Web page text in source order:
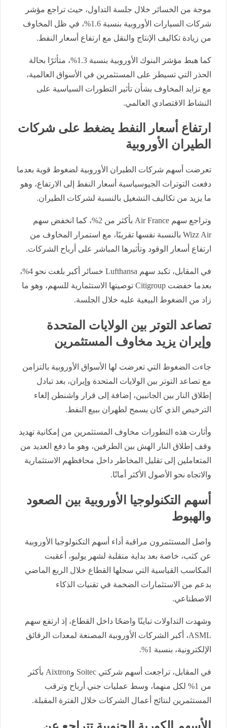
موجة من الخسائر خلال جلسة التداول، حيث تراجع مؤشر
شركات السيارات الأوروبية بنسبة 1.6%، في ظل المخاوف
من زيادة تكاليف الإنتاج والنقل مع ارتفاع أسعار النفط.
كما هبط مؤشر البنوك الأوروبية بنسبة 1.3%، متأثرًا بحالة
الحذر التي تسيطر على المستثمرين في الأسواق العالمية،
مع تزايد المخاوف بشأن تأثير التطورات السياسية على
النشاط الاقتصادي العالمي.
ارتفاع أسعار النفط يضغط على شركات
الطيران الأوروبية
تعرضت أسهم شركات الطيران الأوروبية لضغوط قوية بعدما
دفعت التوترات الجيوسياسية أسعار النفط إلى الارتفاع، وهو
ما يزيد من تكاليف التشغيل بالنسبة لشركات الطيران.
وتراجع سهم Air France بأكثر من 2%، كما انخفض سهم
Wizz Air بالنسبة نفسها تقريبًا، مع استمرار المخاوف من
ارتفاع أسعار الوقود وتأثيرها المباشر على أرباح الشركات.
في المقابل، تكبد سهم Lufthansa خسائر أكبر بلغت نحو 4%،
بعدما خفضت Citigroup توصيتها الاستثمارية للسهم، وهو ما
زاد من الضغوط البيعية عليه خلال الجلسة.
تصاعد التوتر بين الولايات المتحدة
وإيران يزيد مخاوف المستثمرين
جاءت الضغوط التي تعرضت لها الأسواق الأوروبية بالتزامن
مع تصاعد التوتر بين الولايات المتحدة وإيران، بعد تبادل
إطلاق النار بين الجانبين، إضافة إلى قرار واشنطن إلغاء
الترخيص الذي كان يسمح لطهران ببيع النفط.
وأثارت هذه التطورات مخاوف المستثمرين من إمكانية تهديد
وقف إطلاق النار الهش بين الطرفين، وهو ما دفع العديد من
المتعاملين إلى تقليل المخاطر داخل محافظهم الاستثمارية
والاتجاه نحو الأصول الأكثر أمانًا.
أسهم التكنولوجيا الأوروبية بين الصعود
والهبوط
واصل المستثمرون مراقبة أداء أسهم التكنولوجيا الأوروبية
عن كثب، خاصة بعد بداية متقلبة لشهر يوليو، أعقبت
المكاسب القياسية التي سجلها القطاع خلال الربع الماضي
بدعم من الاستثمارات الضخمة في تقنيات الذكاء
الاصطناعي.
وشهدت التداولات تباينًا واضحًا داخل القطاع، إذ ارتفع سهم
ASML، أكبر الشركات الأوروبية المصنعة لمعدات الرقائق
الإلكترونية، بنسبة 1%.
في المقابل، تراجعت أسهم شركتي Soitec وAixtron بأكثر
من 1% لكل منهما، وسط عمليات جني أرباح وترقب
المستثمرين لنتائج أعمال الشركات خلال الفترة المقبلة.